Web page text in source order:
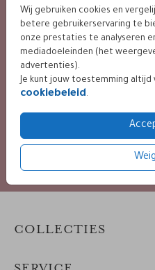
Wij gebruiken cookies en
betere gebruikerservaring te
onze prestaties te analyseren
mediadoeleinden (het
advertenties).
Je kunt jouw toestemming
cookiebeleid.
9.4 / 10 op
diverse
COLLECTIES